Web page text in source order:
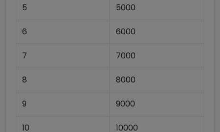
5 5000
6 6000
7 7000
8 8000
9 9000
10 10000